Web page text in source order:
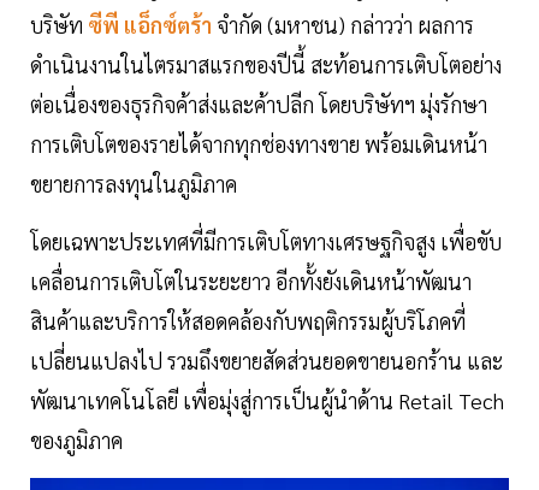
บริษัท ซีพี แอ็กซ์ตร้า จำกัด (มหาชน) กล่าวว่า ผลการ
ดำเนินงานในไตรมาสแรกของปีนี้ สะท้อนการเติบโตอย่าง
ต่อเนื่องของธุรกิจค้าส่งและค้าปลีก โดยบริษัทฯ มุ่งรักษา
การเติบโตของรายได้จากทุกช่องทางขาย พร้อมเดินหน้า
ขยายการลงทุนในภูมิภาค
โดยเฉพาะประเทศที่มีการเติบโตทางเศรษฐกิจสูง เพื่อขับ
เคลื่อนการเติบโตในระยะยาว อีกทั้งยังเดินหน้าพัฒนา
สินค้าและบริการให้สอดคล้องกับพฤติกรรมผู้บริโภคที่
เปลี่ยนแปลงไป รวมถึงขยายสัดส่วนยอดขายนอกร้าน และ
พัฒนาเทคโนโลยี เพื่อมุ่งสู่การเป็นผู้นำด้าน Retail Tech
ของภูมิภาค